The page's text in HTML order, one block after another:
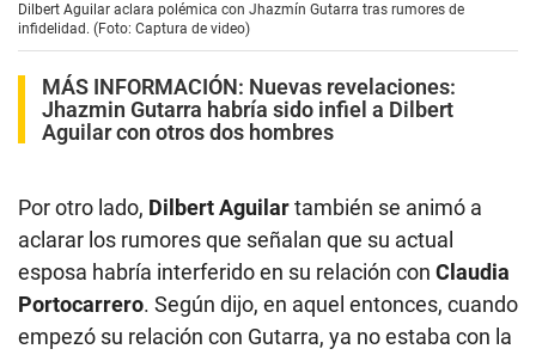
Dilbert Aguilar aclara polémica con Jhazmín Gutarra tras rumores de
infidelidad. (Foto: Captura de video)
MÁS INFORMACIÓN: Nuevas revelaciones:
Jhazmin Gutarra habría sido infiel a Dilbert
Aguilar con otros dos hombres
Por otro lado, Dilbert Aguilartambién se animó a
aclarar los rumores que señalan que su actual
esposa habría interferido en su relación con Claudia
Portocarrero. Según dijo, en aquel entonces, cuando
empezó su relación con Gutarra, ya no estaba con la